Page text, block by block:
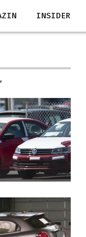
INSIDER